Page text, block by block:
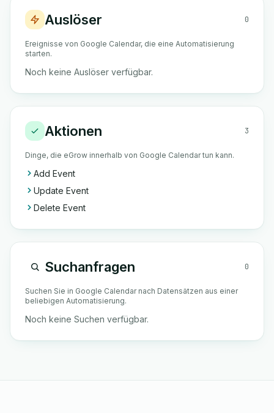
Auslöser 0
Ereignisse von Google Calendar, die eine Automatisierung
starten.
Noch keine Auslöser verfügbar.
Aktionen 3
Dinge, die eGrow innerhalb von Google Calendar tun kann.
Add Event
Update Event
Delete Event
Suchanfragen 0
Suchen Sie in Google Calendar nach Datensätzen aus einer
beliebigen Automatisierung.
Noch keine Suchen verfügbar.